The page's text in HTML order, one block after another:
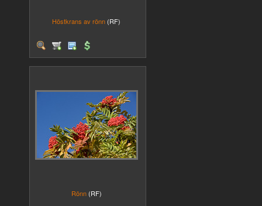
Höstkrans av rönn (RF)
Rönn (RF)